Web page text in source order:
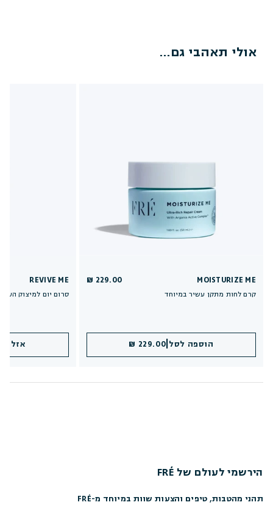
אולי תאהבי גם...
MOISTURIZE ME
קרם לחות מתקן עשיר במיוחד
229.00 ₪
הוספה לסל 229.00 ₪
REVIVE ME
סרום יום למיצוק העור
אזל
הירשמי לעולם של FRÉ
תהני מהטבות, טיפים והצעות שוות במיוחד מ-FRÉ